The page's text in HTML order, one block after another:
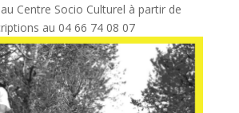
Centre Socio Culturel à partir de
au 04 66 74 08 07